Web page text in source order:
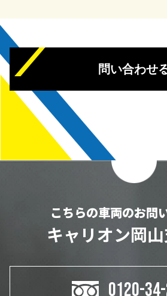
問い合わせ
こちらの車両のお問
キャリオン岡
0120-